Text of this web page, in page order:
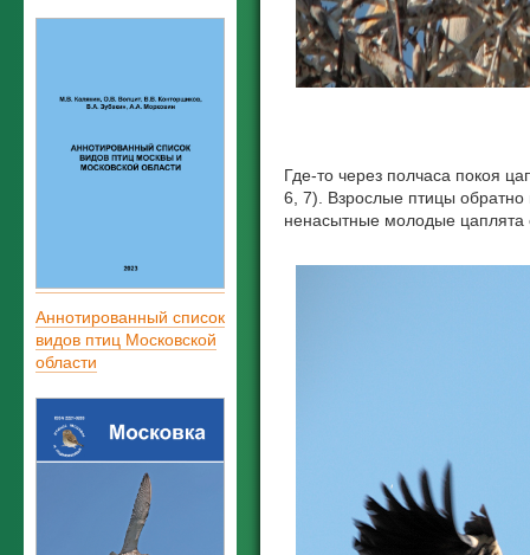
Аннотированный список
видов птиц Московской
области
Где-то через полчаса покоя
6, 7). Взрослые птицы обратно
ненасытные молодые